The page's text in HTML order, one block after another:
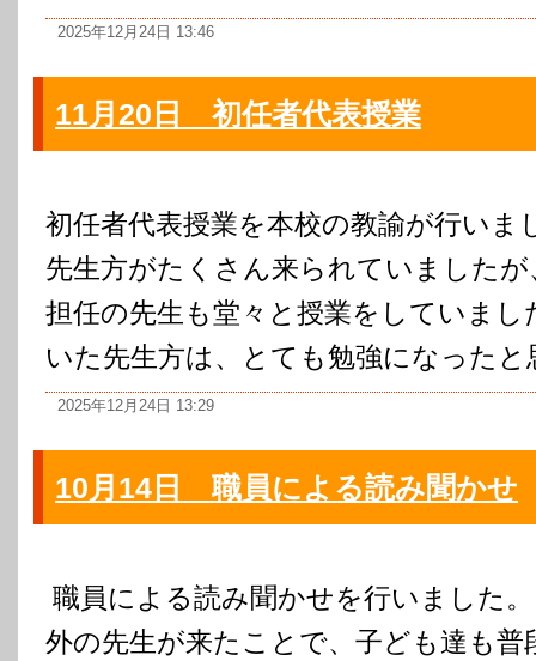
2025年12月24日 13:46
11月20日 初任者代表授業
初任者代表授業を本校の教諭が行いま
先生方がたくさん来られていました
担任の先生も堂々と授業をしていまし
いた先生方は、とても勉強になった
2025年12月24日 13:29
10月14日 職員による読み聞かせ
職員による読み聞かせを行いました
外の先生が来たことで、子ども達も普